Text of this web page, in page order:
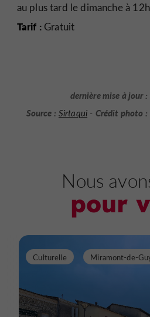
au plus tard le dimanche à
Tarif :Gratuit
dernière mise à jour :
Source : Sirtaqui - Crédit photo :
Nous
pour
Culturelle Miramont-de-